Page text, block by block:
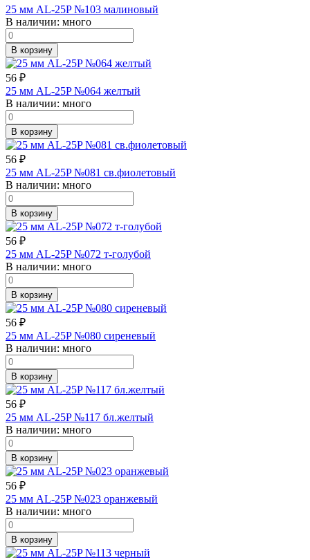
25 мм AL-25P №103 малиновый
В наличии: много
В корзину
56 ₽
25 мм AL-25P №064 желтый
В наличии: много
В корзину
56 ₽
25 мм AL-25P №081 св.фиолетовый
В наличии: много
В корзину
56 ₽
25 мм AL-25P №072 т-голубой
В наличии: много
В корзину
56 ₽
25 мм AL-25P №080 сиреневый
В наличии: много
В корзину
56 ₽
25 мм AL-25P №117 бл.желтый
В наличии: много
В корзину
56 ₽
25 мм AL-25P №023 оранжевый
В наличии: много
В корзину